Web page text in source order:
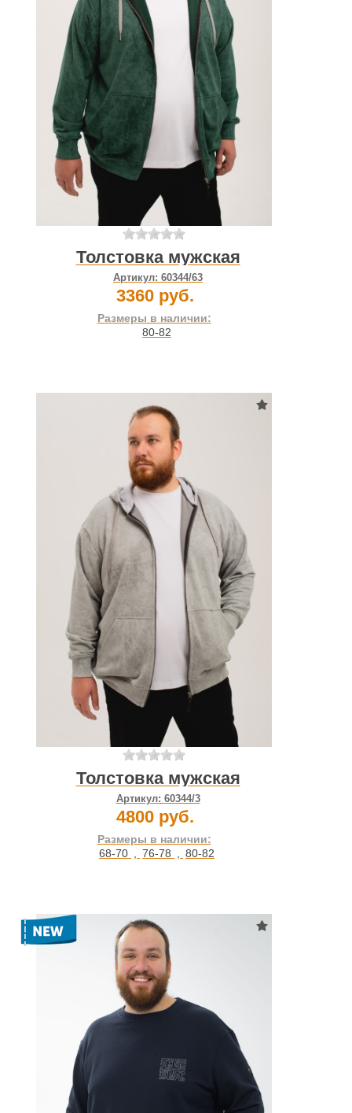
Толстовка мужская
Артикул: 60344/63
3360 руб.
Размеры в наличии:
80-82
Толстовка мужская
Артикул: 60344/3
4800 руб.
Размеры в наличии:
68-70 , 76-78 , 80-82